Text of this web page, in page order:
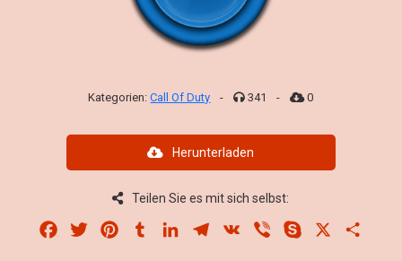
Kategorien:Call Of Duty - 341 - 0
Herunterladen
Teilen Sie es mit sich selbst:
Facebook
Twitter PinterestTumblrLinkedInTelegram
VK Viber Skype